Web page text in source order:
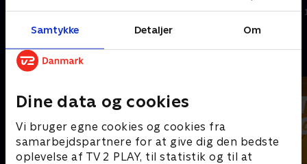
Samtykke Detaljer Om
Dine data og cookies
Vi bruger egne cookies og cookies fra
samarbejdspartnere for at give dig den bedste
oplevelse af TV 2 PLAY, til statistik og til at
28. februar 2024 • 43 min 29. februar 2024 • 43 min
Andre så også